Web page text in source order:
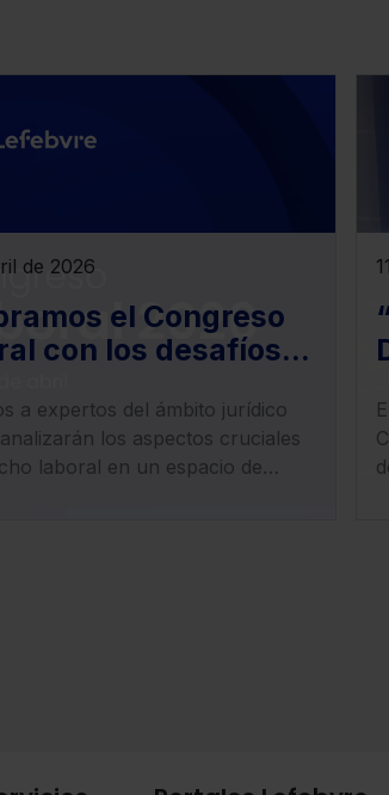
de 2026
el Congreso
con los desafíos
laboral, empleo,
y Seguridad Social
a expertos del ámbito jurídico
los aspectos cruciales
laboral en un espacio de